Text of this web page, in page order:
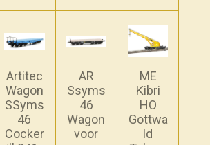
Artitec
Wagon
SSyms
46
Cocker
AR
Ssyms
46
Wagon
voor
ME
Kibri
HO
Gottwa
ld